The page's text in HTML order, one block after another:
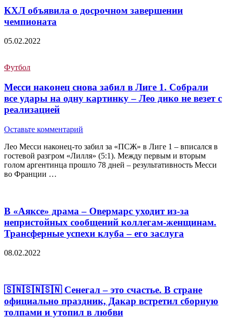
КХЛ объявила о досрочном завершении
чемпионата
05.02.2022
Футбол
Месси наконец снова забил в Лиге 1. Собрали
все удары на одну картинку – Лео дико не везет с
реализацией
Оставьте комментарий
Лео Месси наконец-то забил за «ПСЖ» в Лиге 1 – вписался в
гостевой разгром «Лилля» (5:1). Между первым и вторым
голом аргентинца прошло 78 дней – результативность Месси
во Франции …
В «Аяксе» драма – Овермарс уходит из-за
непристойных сообщений коллегам-женщинам.
Трансферные успехи клуба – его заслуга
08.02.2022
🇸🇳🇸🇳🇸🇳 Сенегал – это счастье. В стране
официально праздник, Дакар встретил сборную
толпами и утопил в любви